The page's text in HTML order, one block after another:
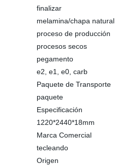
finalizar
melamina/chapa natural
proceso de producción
procesos secos
pegamento
e2, e1, e0, carb
Paquete de Transporte
paquete
Especificación
1220*2440*18mm
Marca Comercial
tecleando
Origen